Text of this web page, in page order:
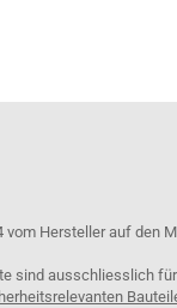
Hersteller auf den
sind ausschliesslich